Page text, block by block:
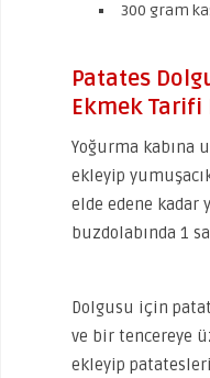
300 gram
Patates
Ekmek Tarifi
Yoğurma kabına
ekleyip
elde edene kadar
buzdolabında 1
Dolgusu için
ve bir tencereye
ekleyip